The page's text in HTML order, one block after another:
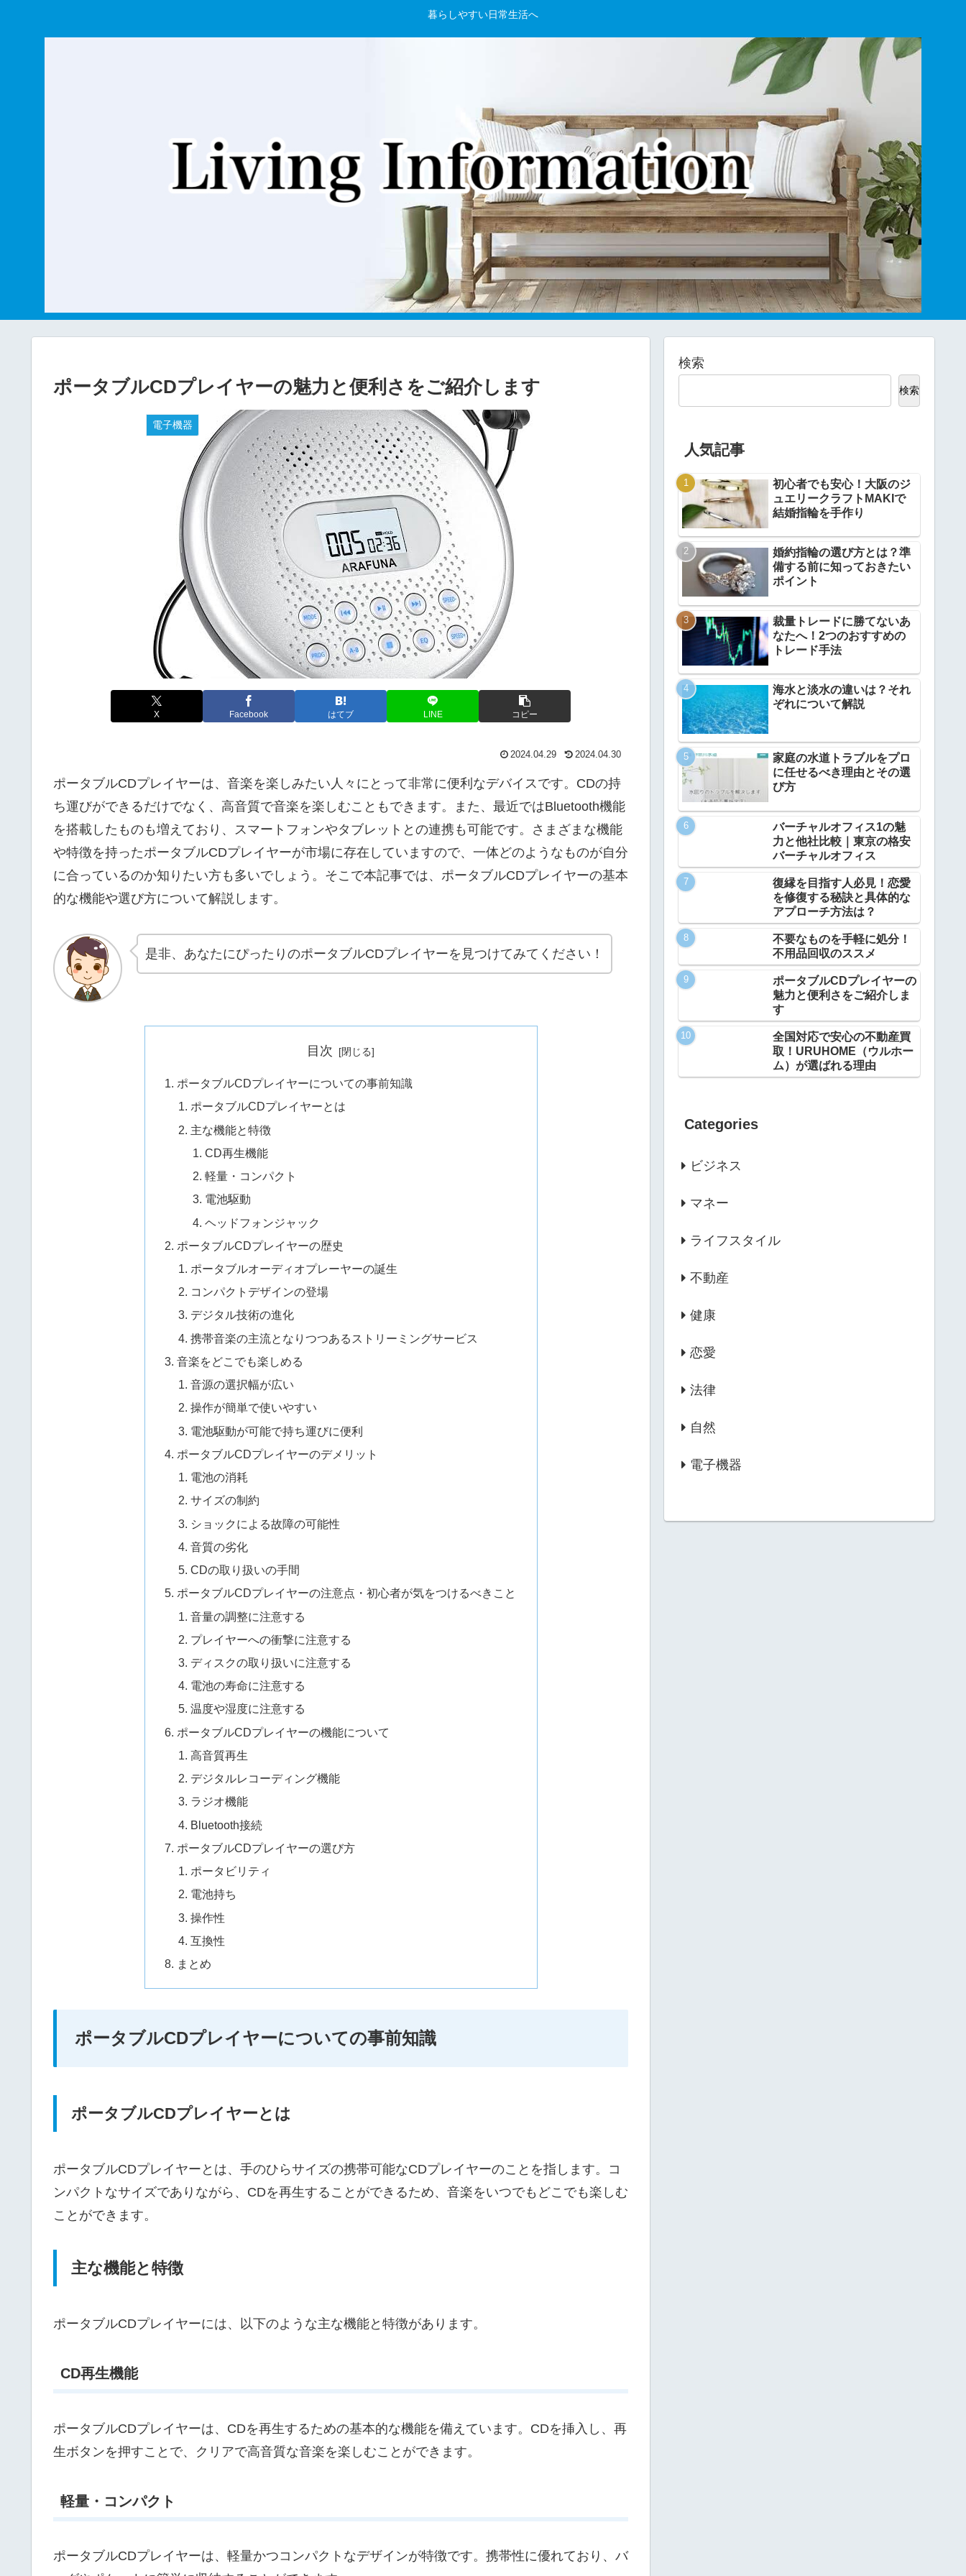
暮らしやすい日常生活へ
ポータブルCDプレイヤーの魅力と便利さをご紹介します
電子機器
X Facebook はてブ LINE コピー
2024.04.29 2024.04.30
ポータブルCDプレイヤーは、音楽を楽しみたい人々にとって非常に便利なデバイスです。CDの持
ち運びができるだけでなく、高音質で音楽を楽しむこともできます。また、最近ではBluetooth機能
を搭載したものも増えており、スマートフォンやタブレットとの連携も可能です。さまざまな機能
や特徴を持ったポータブルCDプレイヤーが市場に存在していますので、一体どのようなものが自分
に合っているのか知りたい方も多いでしょう。そこで本記事では、ポータブルCDプレイヤーの基本
的な機能や選び方について解説します。
是非、あなたにぴったりのポータブルCDプレイヤーを見つけてみてください！
目次
ポータブルCDプレイヤーについての事前知識
ポータブルCDプレイヤーとは
主な機能と特徴
CD再生機能
軽量・コンパクト
電池駆動
ヘッドフォンジャック
ポータブルCDプレイヤーの歴史
ポータブルオーディオプレーヤーの誕生
コンパクトデザインの登場
デジタル技術の進化
携帯音楽の主流となりつつあるストリーミングサービス
音楽をどこでも楽しめる
音源の選択幅が広い
操作が簡単で使いやすい
電池駆動が可能で持ち運びに便利
ポータブルCDプレイヤーのデメリット
電池の消耗
サイズの制約
ショックによる故障の可能性
音質の劣化
CDの取り扱いの手間
ポータブルCDプレイヤーの注意点・初心者が気をつけるべきこと
音量の調整に注意する
プレイヤーへの衝撃に注意する
ディスクの取り扱いに注意する
電池の寿命に注意する
温度や湿度に注意する
ポータブルCDプレイヤーの機能について
高音質再生
デジタルレコーディング機能
ラジオ機能
Bluetooth接続
ポータブルCDプレイヤーの選び方
ポータビリティ
電池持ち
操作性
互換性
まとめ
ポータブルCDプレイヤーについての事前知識
ポータブルCDプレイヤーとは
ポータブルCDプレイヤーとは、手のひらサイズの携帯可能なCDプレイヤーのことを指します。コ
ンパクトなサイズでありながら、CDを再生することができるため、音楽をいつでもどこでも楽しむ
ことができます。
主な機能と特徴
ポータブルCDプレイヤーには、以下のような主な機能と特徴があります。
CD再生機能
ポータブルCDプレイヤーは、CDを再生するための基本的な機能を備えています。CDを挿入し、再
生ボタンを押すことで、クリアで高音質な音楽を楽しむことができます。
軽量・コンパクト
ポータブルCDプレイヤーは、軽量かつコンパクトなデザインが特徴です。携帯性に優れており、バ
検索
検索
人気記事
初心者でも安心！大阪のジ
ュエリークラフトMAKIで
結婚指輪を手作り
婚約指輪の選び方とは？準
備する前に知っておきたい
ポイント
裁量トレードに勝てないあ
なたへ！2つのおすすめの
トレード手法
海水と淡水の違いは？それ
ぞれについて解説
家庭の水道トラブルをプロ
に任せるべき理由とその選
び方
バーチャルオフィス1の魅
力と他社比較｜東京の格安
バーチャルオフィス
復縁を目指す人必見！恋愛
を修復する秘訣と具体的な
アプローチ方法は？
不要なものを手軽に処分！
不用品回収のススメ
ポータブルCDプレイヤーの
魅力と便利さをご紹介しま
す
全国対応で安心の不動産買
取！URUHOME（ウルホー
ム）が選ばれる理由
Categories
ビジネス
マネー
ライフスタイル
不動産
健康
恋愛
法律
自然
電子機器